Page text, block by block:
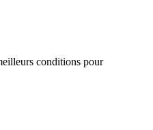
conditions pour